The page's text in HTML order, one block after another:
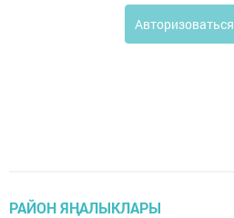
Авторизоваться
РАЙОН ЯҢАЛЫКЛАРЫ